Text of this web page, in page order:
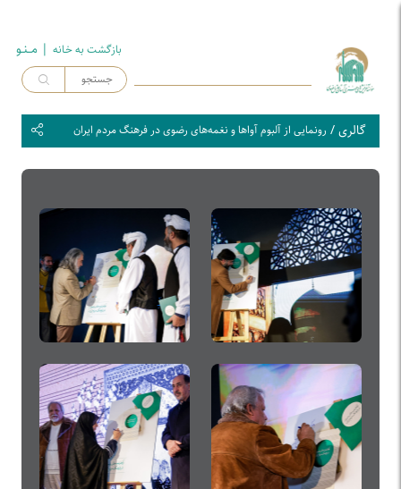
بازگشت به خـانه | مــنـو
گالری/ رونمایی از آلبوم آوا‌ها و نغمه‌های رضوی در فرهنگ مردم ایران